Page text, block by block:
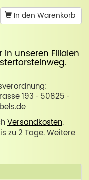
In den Warenkorb
unseren Filialen
.
193 · 50825 ·
Versandkosten.
zu 2 Tage. Weitere